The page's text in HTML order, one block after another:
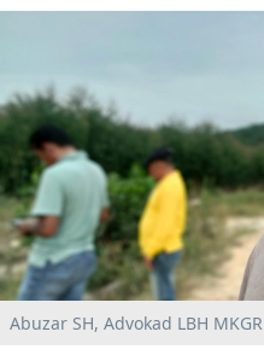
Abuzar SH, Advokad LBH MKGR